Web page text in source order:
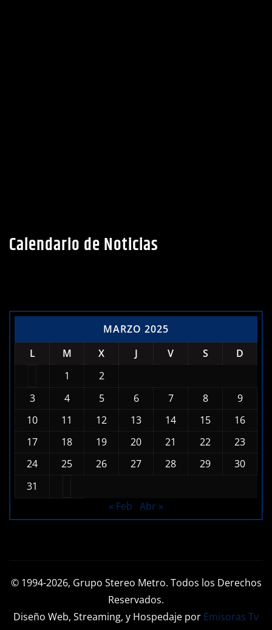
Calendario de Noticias
MARZO 2025
L
M X J V S
D
1
2
3
4 5 6 7 8
9
10
11 12 13 14 15
16
17
18 19 20 21 22
23
24
25 26 27 28 29
30
31
« Feb Abr »
© 1994-2026, Grupo Stereo Metro. Todos los Derechos
Reservados.
Diseño Web, Streaming, y Hospedaje por Emisoras Tv